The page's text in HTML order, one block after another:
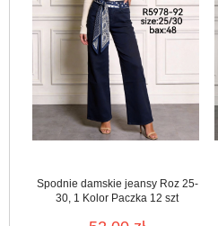
Spodnie damskie jeansy Roz 25-
30, 1 Kolor Paczka 12 szt